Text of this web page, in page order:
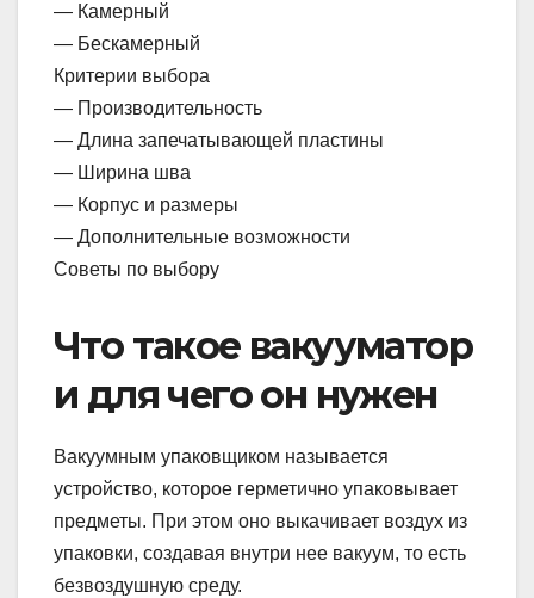
— Камерный
— Бескамерный
Критерии выбора
— Производительность
— Длина запечатывающей пластины
— Ширина шва
— Корпус и размеры
— Дополнительные возможности
Советы по выбору
Что такое вакууматор
и для чего он нужен
Вакуумным упаковщиком называется
устройство, которое герметично упаковывает
предметы. При этом оно выкачивает воздух из
упаковки, создавая внутри нее вакуум, то есть
безвоздушную среду.